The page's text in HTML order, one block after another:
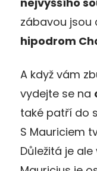
zábavou jsou
hipodrom
A když vám
vydejte se na
také patří do
S Mauriciem
Důležitá je